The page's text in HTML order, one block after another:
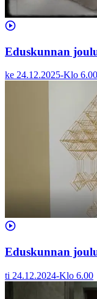
Eduskunnan
ke 24.12.2025-Klo 6.00
Eduskunnan
ti 24.12.2024-Klo 6.00